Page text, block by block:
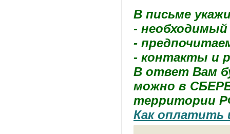
В письме
-
-
- контакты и
В ответ Вам
можно в
территории
Как оплатить